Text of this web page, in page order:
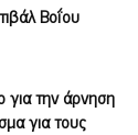
Βοΐου
για την άρνηση
για τους